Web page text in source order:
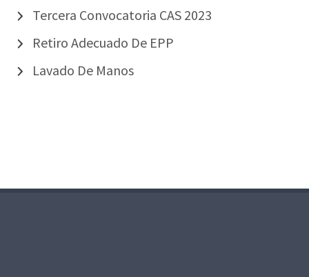
Tercera Convocatoria CAS 2023
Retiro Adecuado De EPP
Lavado De Manos